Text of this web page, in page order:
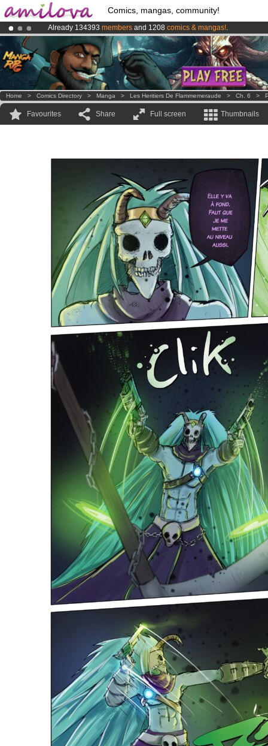
Comics, mangas, community!
Already 134393 members and 1208 comics & mangas!.
AmilovaKickstarter is now LIVE!.
Premium membership from3.95 euros per month !Get membership
Home > Comics Directory > Manga > Les Heritiers De Flammemeraude > Ch. 6 >
Favourites Share Full screen Thumbnails